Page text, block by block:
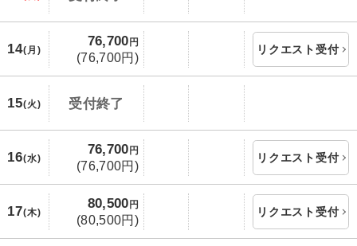
14(月)
76,700 円
(76,700円)
リクエスト受付
15(火) 受付終了
16(水)
76,700 円
(76,700円)
リクエスト受付
17(木)
80,500 円
(80,500円)
リクエスト受付
2027/1/3〜2027/1/28 大人（12歳以上）
3,000円、子供（2歳以上12歳未満）3,000円
2027/1/29〜2027/2/13 大人（12歳以上）
3,000円、子供（2歳以上12歳未満）3,000円
2027/2/14〜2027/2/24 大人（12歳以上）
3,000円、子供（2歳以上12歳未満）3,000円
2027/2/25〜2027/3/1 大人（12歳以上）
3,000円、子供（2歳以上12歳未満）3,000円
2027/3/2〜2027/3/17 大人（12歳以上）
3,000円、子供（2歳以上12歳未満）3,000円
2027/3/18〜2027/3/27 大人（12歳以上）